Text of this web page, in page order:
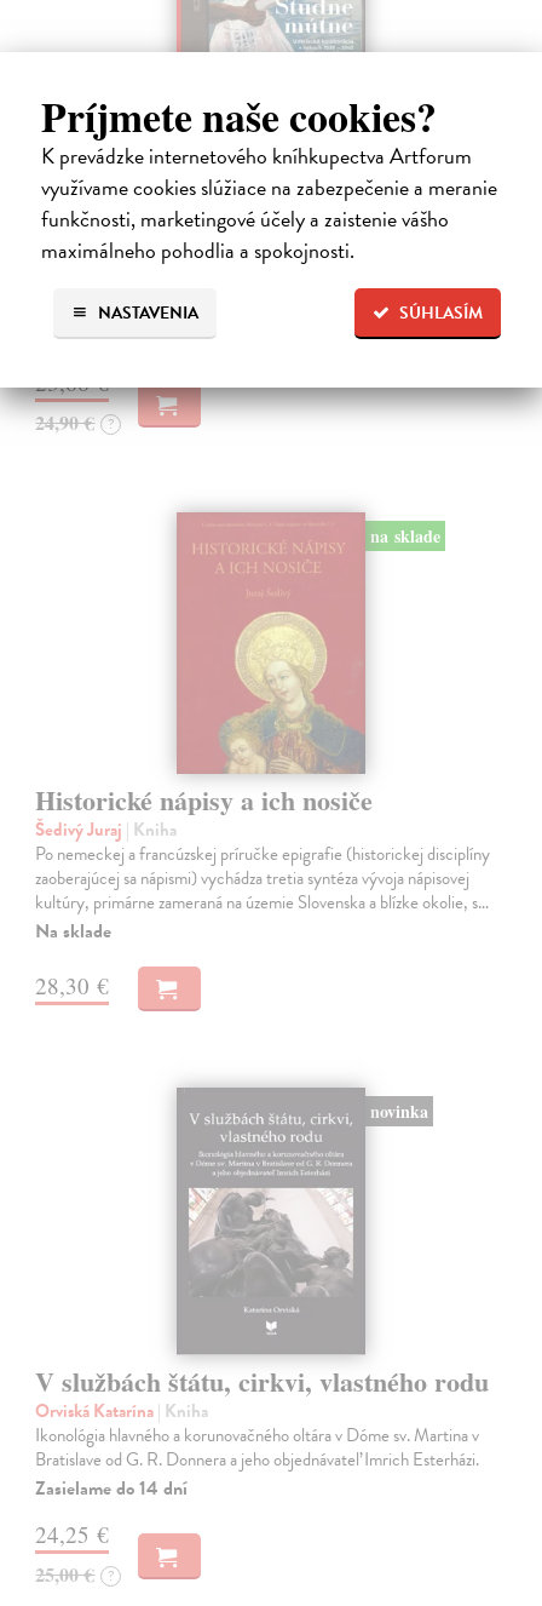
Príjmete naše cookies?
K prevádzke internetového kníhkupectva Artforum
využívame cookies slúžiace na zabezpečenie a meranie
funkčnosti, marketingové účely a zaistenie vášho
maximálneho pohodlia a spokojnosti.
SÚHLASÍM
NASTAVENIA
Studne mútne
Getting Peter
| Kniha
Sú ikonickými postavami našej kultúry. Postavili im sochy a
pomenovali po nich ulice, majú svoje nespochybniteľné miesto v
lexikónoch literatúry aj učebniciach, slovenské moderné umenie sa
bez nich nedá…
Na sklade
23,66 €
24,90 € ?
na sklade
Historické nápisy a ich nosiče
Šedivý Juraj | Kniha
Po nemeckej a francúzskej príručke epigrafie (historickej disciplíny
zaoberajúcej sa nápismi) vychádza tretia syntéza vývoja nápisovej
kultúry, primárne zameraná na územie Slovenska a blízke okolie, s…
Na sklade
28,30 €
novinka
V službách štátu, cirkvi, vlastného rodu
Orviská Katarína| Kniha
Ikonológia hlavného a korunovačného oltára v Dóme sv. Martina v
Bratislave od G. R. Donnera a jeho objednávateľ Imrich Esterházi.
Zasielame do 14 dní
24,25 €
25,00 € ?